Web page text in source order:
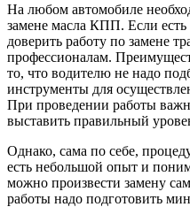
На любом автомобиле
замене масла КПП. Если есть
доверить работу по замене
профессионалам.
то, что водителю не надо
инструменты для
При проведении работы
выставить правильный
Однако, сама по себе,
есть небольшой опыт и
можно произвести замену
работы надо подготовить